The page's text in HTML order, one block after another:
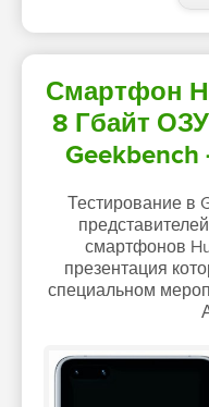
Смартфон
8 Гбайт
Тестирование в
смартфонов
презентация
специальном